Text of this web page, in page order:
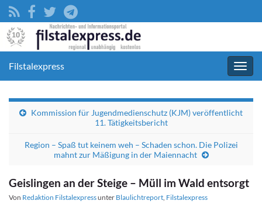
Filstalexpress
Kommission für Jugendmedienschutz (KJM) veröffentlicht
11. Tätigkeitsbericht
Region – Spaß tut keinem weh – Schaden schon. Die Polizei
mahnt zur Mäßigung in der Maiennacht
Geislingen an der Steige – Müll im Wald entsorgt
Von Redaktion Filstalexpressunter Blaulichtreport, Filstalexpress